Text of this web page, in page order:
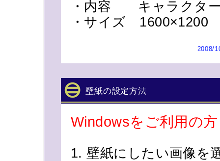
・内容 キャラクター
・サイズ 1600×1200
2008/
壁紙の設定方法
Windowsをご利用の方
1. 壁紙にしたい画像を